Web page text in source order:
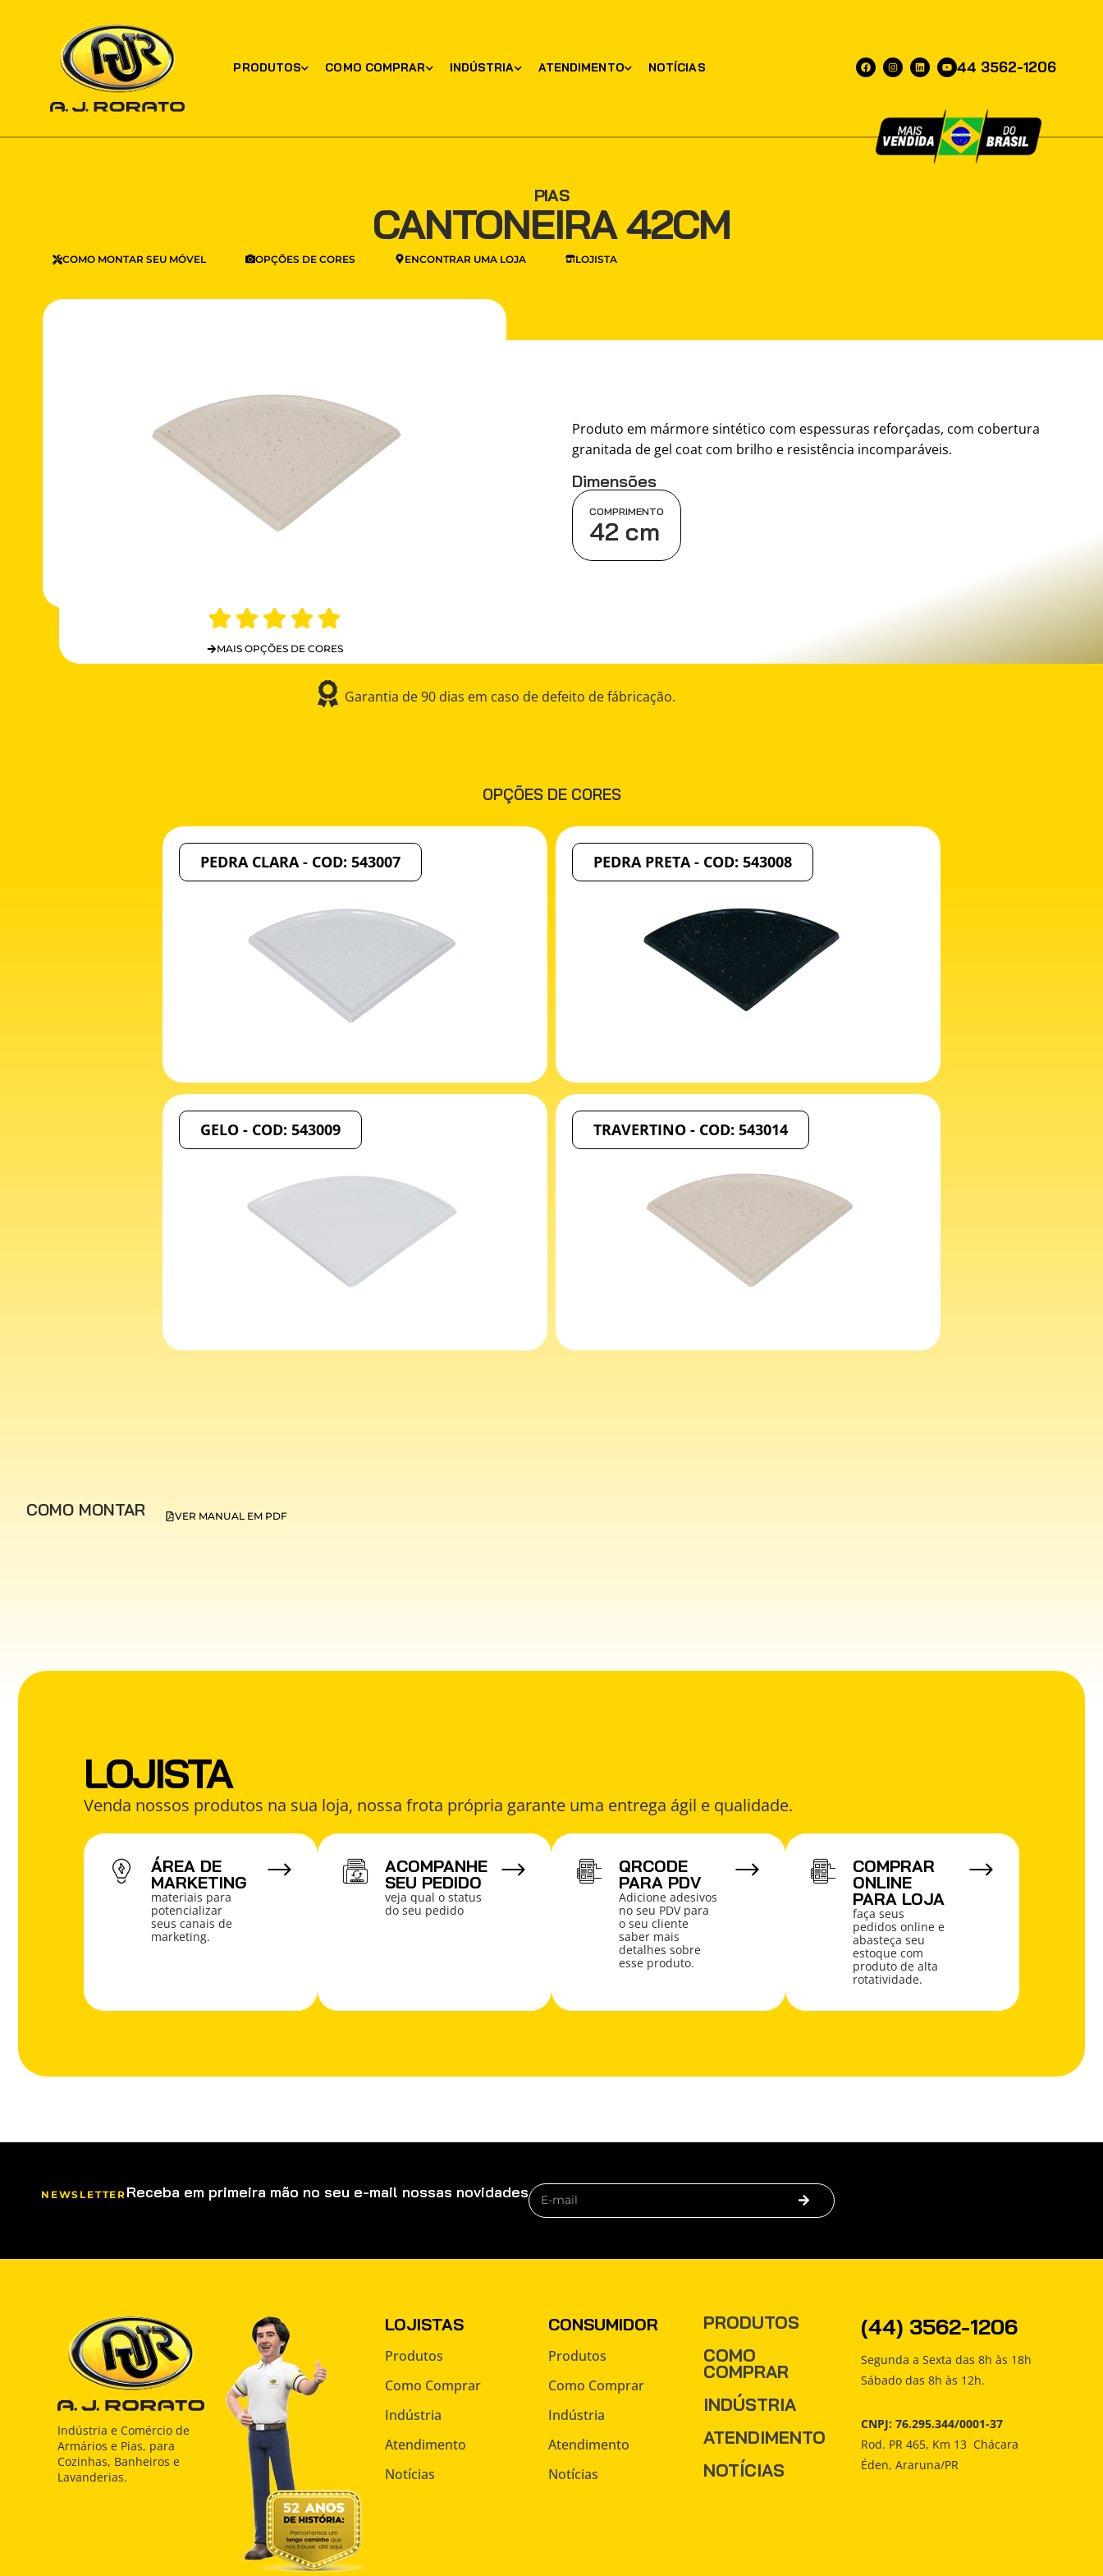
PRODUTOS COMO COMPRAR INDÚSTRIA ATENDIMENTO NOTÍCIAS 44 3562-1206
PIAS
CANTONEIRA 42CM
COMO MONTAR SEU MÓVEL OPÇÕES DE CORES ENCONTRAR UMA LOJA LOJISTA
MAIS OPÇÕES DE CORES
Produto em mármore sintético com espessuras reforçadas, com cobertura
granitada de gel coat com brilho e resistência incomparáveis.
Dimensões
COMPRIMENTO
42 cm
Garantia de 90 dias em caso de defeito de fábricação.
OPÇÕES DE CORES
PEDRA CLARA - COD: 543007 PEDRA PRETA - COD: 543008
GELO - COD: 543009 TRAVERTINO - COD: 543014
COMO MONTAR VER MANUAL EM PDF
LOJISTA
Venda nossos produtos na sua loja, nossa frota própria garante uma entrega ágil e qualidade.
ÁREA DE
MARKETING
materiais para
potencializar
seus canais de
marketing.
ACOMPANHE
SEU PEDIDO
veja qual o status
do seu pedido
QRCODE
PARA PDV
Adicione adesivos
no seu PDV para
o seu cliente
saber mais
detalhes sobre
esse produto.
COMPRAR
ONLINE
PARA LOJA
faça seus
pedidos online e
abasteça seu
estoque com
produto de alta
rotatividade.
NEWSLETTER Receba em primeira mão no seu e-mail nossas novidades
Indústria e Comércio de
Armários e Pias, para
Cozinhas, Banheiros e
Lavanderias.
LOJISTAS
Produtos
Como Comprar
Indústria
Atendimento
Notícias
CONSUMIDOR
Produtos
Como Comprar
Indústria
Atendimento
Notícias
PRODUTOS
COMO
COMPRAR
INDÚSTRIA
ATENDIMENTO
NOTÍCIAS
(44) 3562-1206
Segunda a Sexta das 8h às 18h
Sábado das 8h às 12h.
CNPJ: 76.295.344/0001-37
Rod. PR 465, Km 13 Chácara
Éden, Araruna/PR